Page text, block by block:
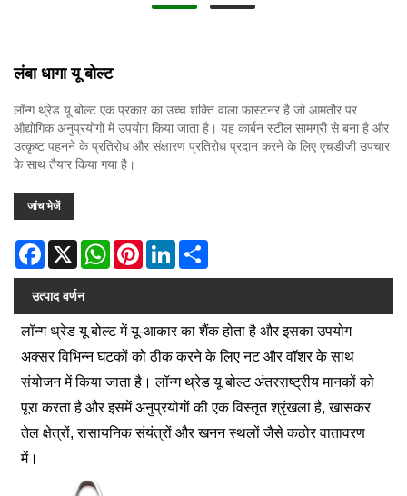
लंबा धागा यू बोल्ट
लॉन्ग थ्रेड यू बोल्ट एक प्रकार का उच्च शक्ति वाला फास्टनर है जो आमतौर पर
औद्योगिक अनुप्रयोगों में उपयोग किया जाता है। यह कार्बन स्टील सामग्री से बना है और
उत्कृष्ट पहनने के प्रतिरोध और संक्षारण प्रतिरोध प्रदान करने के लिए एचडीजी उपचार
के साथ तैयार किया गया है।
जांच भेजें
Facebook
X WhatsAppPinterestLinkedIn
उत्पाद वर्णन
लॉन्ग थ्रेड यू बोल्ट में यू-आकार का शैंक होता है और इसका उपयोग
अक्सर विभिन्न घटकों को ठीक करने के लिए नट और वॉशर के साथ
संयोजन में किया जाता है। लॉन्ग थ्रेड यू बोल्ट अंतरराष्ट्रीय मानकों को
पूरा करता है और इसमें अनुप्रयोगों की एक विस्तृत श्रृंखला है, खासकर
तेल क्षेत्रों, रासायनिक संयंत्रों और खनन स्थलों जैसे कठोर वातावरण
में।